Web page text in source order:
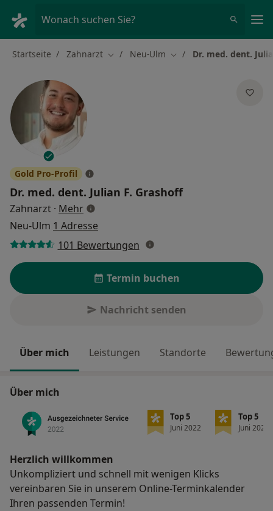
Wonach suchen Sie?
Startseite Zahnarzt Stadt ändern
Neu-Ulm Stadt ändern
Dr. med. dent.
Gold Pro-Profil
Dr. med. dent. Julian F. Grashoff
Zahnarzt · Mehrüber Spezialisierungen
Neu-Ulm 1 Adresse
101 Bewertungen
Termin buchen
Nachricht senden
Über mich Leistungen Standorte
Über mich
Top 5
Juni 2022
Top 5
Juni 2022
Herzlich willkommen
Unkompliziert und schnell mit wenigen Klicks
vereinbaren Sie in unserem Online-Terminkalender
Ihren passenden Termin!